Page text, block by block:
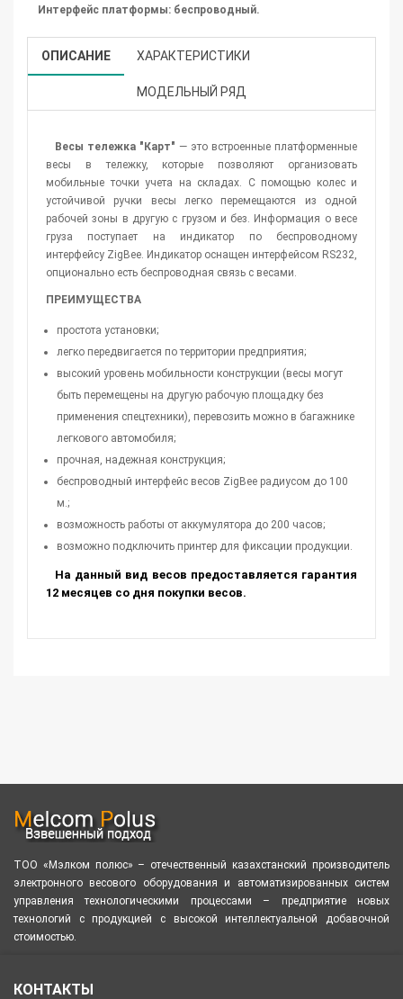
Интерфейс платформы: беспроводный.
ОПИСАНИЕ ХАРАКТЕРИСТИКИ
МОДЕЛЬНЫЙ РЯД
Весы тележка "Карт" — это встроенные платформенные
весы в тележку, которые позволяют организовать
мобильные точки учета на складах. С помощью колес и
устойчивой ручки весы легко перемещаются из одной
рабочей зоны в другую с грузом и без. Информация о весе
груза поступает на индикатор по беспроводному
интерфейсу ZigBee. Индикатор оснащен интерфейсом RS232,
опционально есть беспроводная связь с весами.
ПРЕИМУЩЕСТВА
простота установки;
легко передвигается по территории предприятия;
высокий уровень мобильности конструкции (весы могут
быть перемещены на другую рабочую площадку без
применения спецтехники), перевозить можно в багажнике
легкового автомобиля;
прочная, надежная конструкция;
беспроводный интерфейс весов ZigBee радиусом до 100
м.;
возможность работы от аккумулятора до 200 часов;
возможно подключить принтер для фиксации продукции.
На данный вид весов предоставляется гарантия
12 месяцев со дня покупки весов.
ТОО «Мэлком полюс» – отечественный казахстанский производитель
электронного весового оборудования и автоматизированных систем
управления технологическими процессами – предприятие новых
технологий с продукцией с высокой интеллектуальной добавочной
стоимостью.
КОНТАКТЫ